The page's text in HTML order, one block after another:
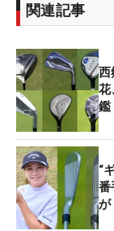
関連記事
西
花
鑑
“
番
が